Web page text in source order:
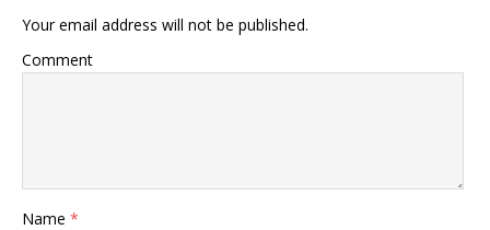
Your email address will not be published.
Comment
Name *